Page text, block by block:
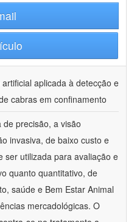
aplicada à detecção e
cabras em confinamento
precisão, a visão
invasiva, de baixo custo e
ser utilizada para avaliação e
quanto quantitativo, de
saúde e Bem Estar Animal
mercadológicas. O